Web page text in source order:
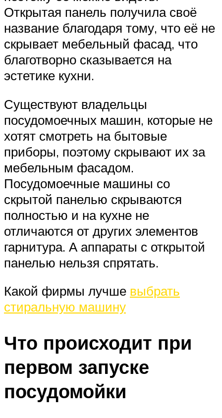
Открытая панель получила своё
название благодаря тому, что её не
скрывает мебельный фасад, что
благотворно сказывается на
эстетике кухни.
Существуют владельцы
посудомоечных машин, которые не
хотят смотреть на бытовые
приборы, поэтому скрывают их за
мебельным фасадом.
Посудомоечные машины со
скрытой панелью скрываются
полностью и на кухне не
отличаются от других элементов
гарнитура. А аппараты с открытой
панелью нельзя спрятать.
Какой фирмы лучше выбрать
стиральную машину
Что происходит при
первом запуске
посудомойки